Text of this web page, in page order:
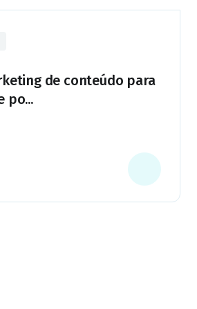
de conteúdo para
po...